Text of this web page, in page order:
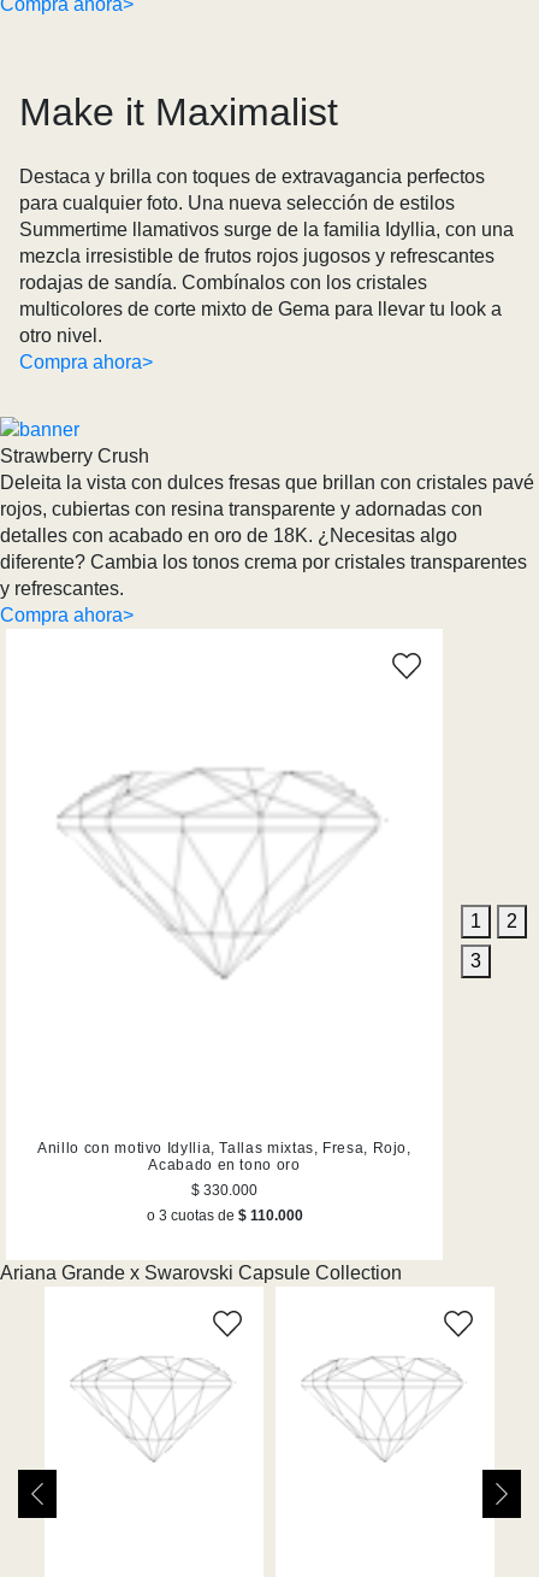
Compra ahora>
Make it Maximalist
Destaca y brilla con toques de extravagancia perfectos
para cualquier foto. Una nueva selección de estilos
Summertime llamativos surge de la familia Idyllia, con una
mezcla irresistible de frutos rojos jugosos y refrescantes
rodajas de sandía. Combínalos con los cristales
multicolores de corte mixto de Gema para llevar tu look a
otro nivel.
Compra ahora>
Strawberry Crush
Deleita la vista con dulces fresas que brillan con cristales pavé
rojos, cubiertas con resina transparente y adornadas con
detalles con acabado en oro de 18K. ¿Necesitas algo
diferente? Cambia los tonos crema por cristales transparentes
y refrescantes.
Compra ahora>
Anillo con motivo Idyllia, Tallas mixtas, Fresa, Rojo,
Acabado en tono oro
$ 330.000
o 3 cuotas de $ 110.000
1
2
3
Ariana Grande x Swarovski Capsule Collection